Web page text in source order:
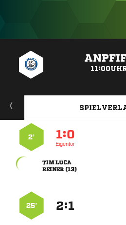
:
Eigentor
2’
 
 
:
25’